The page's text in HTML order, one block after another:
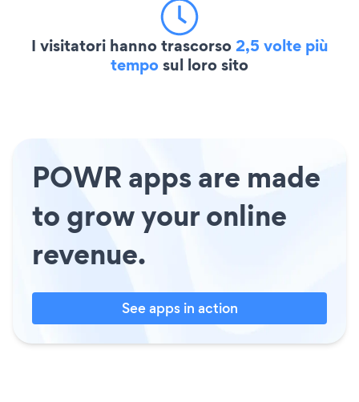
I visitatori hanno trascorso2,5 volte più
temposul loro sito
POWR apps are made
to grow your online
revenue.
See apps in action